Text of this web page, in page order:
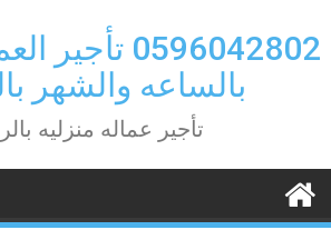
to
content
0596042802
بالساعه والشهر
تأجير عماله منزليه